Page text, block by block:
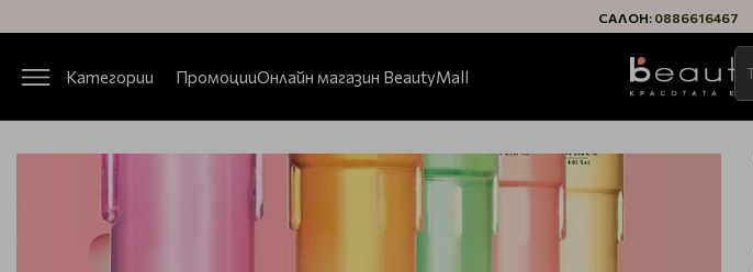
САЛОН: 0886616467
Категории ПромоцииОнлайн магазин BeautyMall